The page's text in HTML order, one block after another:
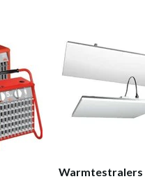
Warmtestralers